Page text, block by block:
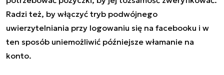
Radzi też, by włączyć tryb podwójnego
uwierzytelniania przy logowaniu się na facebooku i w
ten sposób uniemożliwić późniejsze włamanie na
konto.